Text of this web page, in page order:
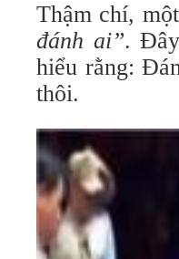
Thậm chí,
đánh ai”.
hiểu rằng:
thôi.